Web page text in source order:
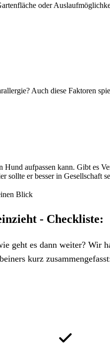
oder
Auch diese Faktoren
aufpassen kann. Gibt es
sollte er besser in Gesellschaft
Blick
- Checkliste:
geht es dann weiter? Wir
kurz